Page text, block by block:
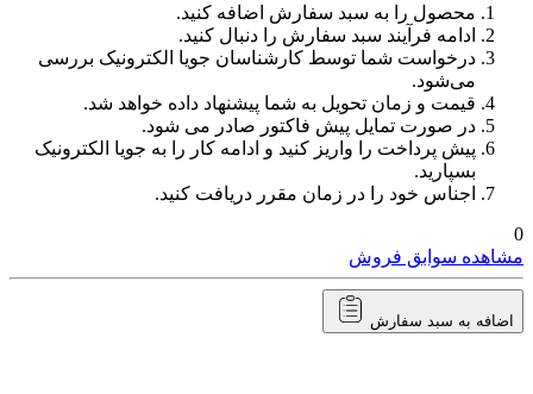
محصول را به سبد سفارش اضافه کنید.
ادامه فرآیند سبد سفارش را دنبال کنید.
درخواست شما توسط کارشناسان جویا الکترونیک بررسی
می‌شود.
قیمت و زمان تحویل به شما پیشنهاد داده خواهد شد.
در صورت تمایل پیش فاکتور صادر می شود.
پیش پرداخت را واریز کنید و ادامه کار را به جویا الکترونیک
بسپارید.
اجناس خود را در زمان مقرر دریافت کنید.
0
مشاهده سوابق فروش
اضافه به سبد سفارش